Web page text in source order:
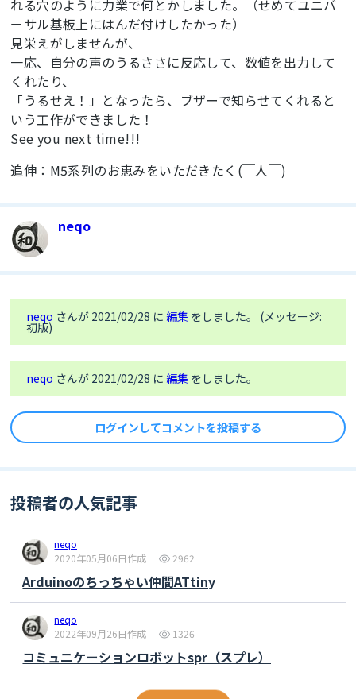
#define SPEAKER 7
//---------------------------------------------
-----------------------------------------------
//
LIBRARY CALLS
//--------------------------------------------
-----------------------------------------------
-
Adafruit_SSD1331 display =
//---------------------------------------------
-----------------------------------------------
//
-----------------------------------------------
const int sampleWindow = 50;
unsigned int sample;
int num_Measure = 128 ;
int pinSignal = A0;
int redLed = 5;
long Sound_signal;
int soundmedium = 500;
-
SETUP
//--------------------------------------------
-----------------------------------------------
-
void setup() {
れる穴のように力業で何とかしました。（せめてユニバ
ーサル基板上にはんだ付けしたかった）
見栄えがしませんが、
一応、自分の声のうるささに反応して、数値を出力して
くれたり、
「うるせえ！」となったら、ブザーで知らせてくれると
いう工作ができました！
See you next time!!!
追伸：M5系列のお恵みをいただきたく(￣人￣)
neqo
neqo さんが 2021/02/28 に編集 をしました。 (メッセージ:
初版)
neqo さんが 2021/02/28 に編集 をしました。
ログインしてコメントを投稿する
投稿者の人気記事
neqo
2020年05月06日作成
2962
Arduinoのちっちゃい仲間ATtiny
neqo
2022年09月26日作成
1326
コミュニケーションロボットspr（スプレ）